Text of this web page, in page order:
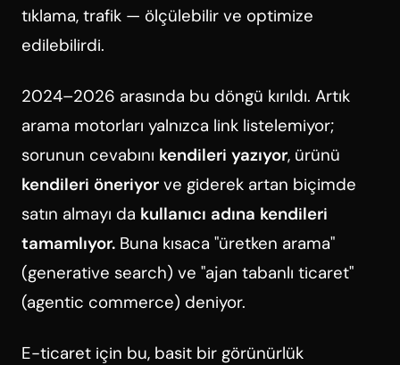
tıklama, trafik — ölçülebilir ve optimize
edilebilirdi.
2024–2026 arasında bu döngü kırıldı. Artık
arama motorları yalnızca link listelemiyor;
sorunun cevabını kendileri yazıyor, ürünü
kendileri öneriyor ve giderek artan biçimde
satın almayı da kullanıcı adına kendileri
tamamlıyor. Buna kısaca "üretken arama"
(generative search) ve "ajan tabanlı ticaret"
(agentic commerce) deniyor.
E-ticaret için bu, basit bir görünürlük